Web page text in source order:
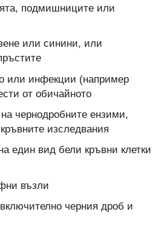
подмишниците или
или синини, или
или инфекции (например
от обичайното
чернодробните ензими,
изследвания
един вид бели кръвни клетки
възли
черния дроб и